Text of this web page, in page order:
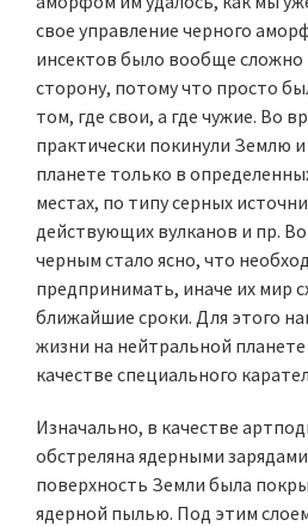
свое управление черного
инсектов было вообще сложно
сторону, потому что просто
том, где свои, а где чужие. Во
практически покинули Землю
планете только в
местах, по типу серных
действующих вулканов и пр.
черным стало ясно, что
предпринимать, иначе их мир
ближайшие сроки. Для этого
жизни на нейтральной
качестве специального
Изначально, в качестве
обстреляна ядерными
поверхность Земли была
ядерной пылью. Под этим